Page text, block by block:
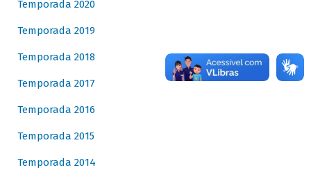
Temporada 2020
Temporada 2019
Temporada 2018
Temporada 2017
Temporada 2016
Temporada 2015
Temporada 2014